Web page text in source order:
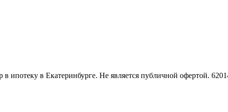
ипотеку в Екатеринбурге. Не является публичной офертой.